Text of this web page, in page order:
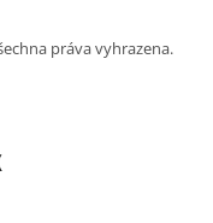
práva vyhrazena.